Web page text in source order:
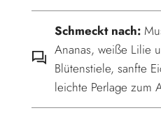
Schmeckt nach:
Ananas, weiße Lilie
Blütenstiele, sanfte
leichte Perlage zum